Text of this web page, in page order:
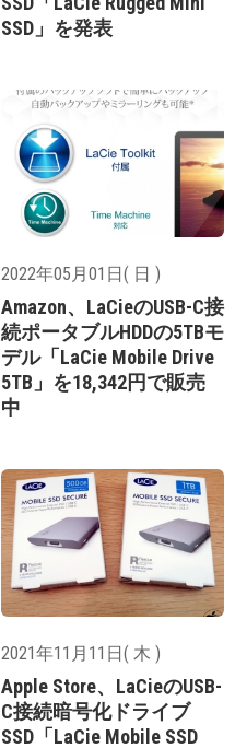
SSD」を発表
2022年05月01日( 日 )
Amazon、LaCieのUSB-C接
続ポータブルHDDの5TBモ
デル「LaCie Mobile Drive
5TB」を18,342円で販売
中
2021年11月11日( 木 )
Apple Store、LaCieのUSB-
C接続暗号化ドライブ
SSD「LaCie Mobile SSD